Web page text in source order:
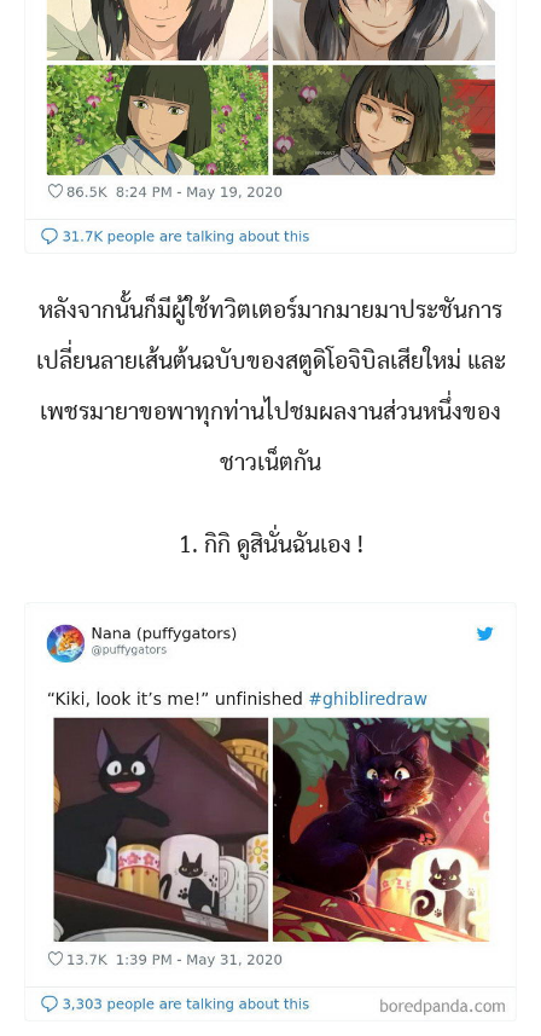
หลังจากนั้นก็มีผู้ใช้ทวิตเตอร์มากมายมาประชันการ
เปลี่ยนลายเส้นต้นฉบับของสตูดิโอจิบิลเสียใหม่ และ
เพชรมายาขอพาทุกท่านไปชมผลงานส่วนหนึ่งของ
ชาวเน็ตกัน
1. กิกิ ดูสินั่นฉันเอง !